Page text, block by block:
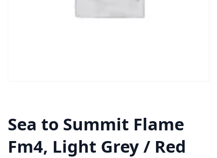
Sea to Summit Flame
Fm4, Light Grey / Red